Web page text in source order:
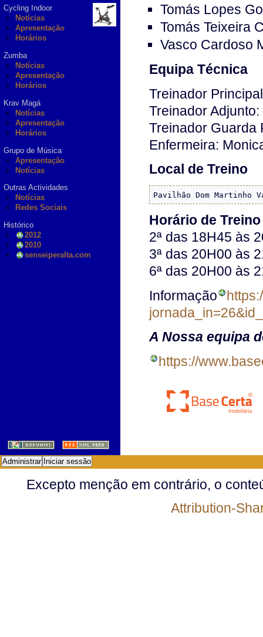
Cycling Indoor
Notícias
Apresentação
Horários
Zumba
Notícias
Apresentação
Horários
Krav Magá
Notícias
Apresentação
Horários
Grupo de Música
Apresentação
Notícias
Outras Actividades
Notícias
Redes Sociais
Histórico
2012
2010
senseiperalta.com
Tomás Lopes
Tomás Teixeira
Vasco Cardoso
Equipa Técnica
Treinador
Treinador
Treinador Guarda
Enfermeira:
Local de Treino
Pavilhão Dom Martinho
Horário de Treino
2ª das 18H45 às
3ª das 20H00 às
6ª das 20H00 às
Informação
A Nossa equipa
https://
Administrar Iniciar sessão
Excepto menção em contrário, o
Attribution-